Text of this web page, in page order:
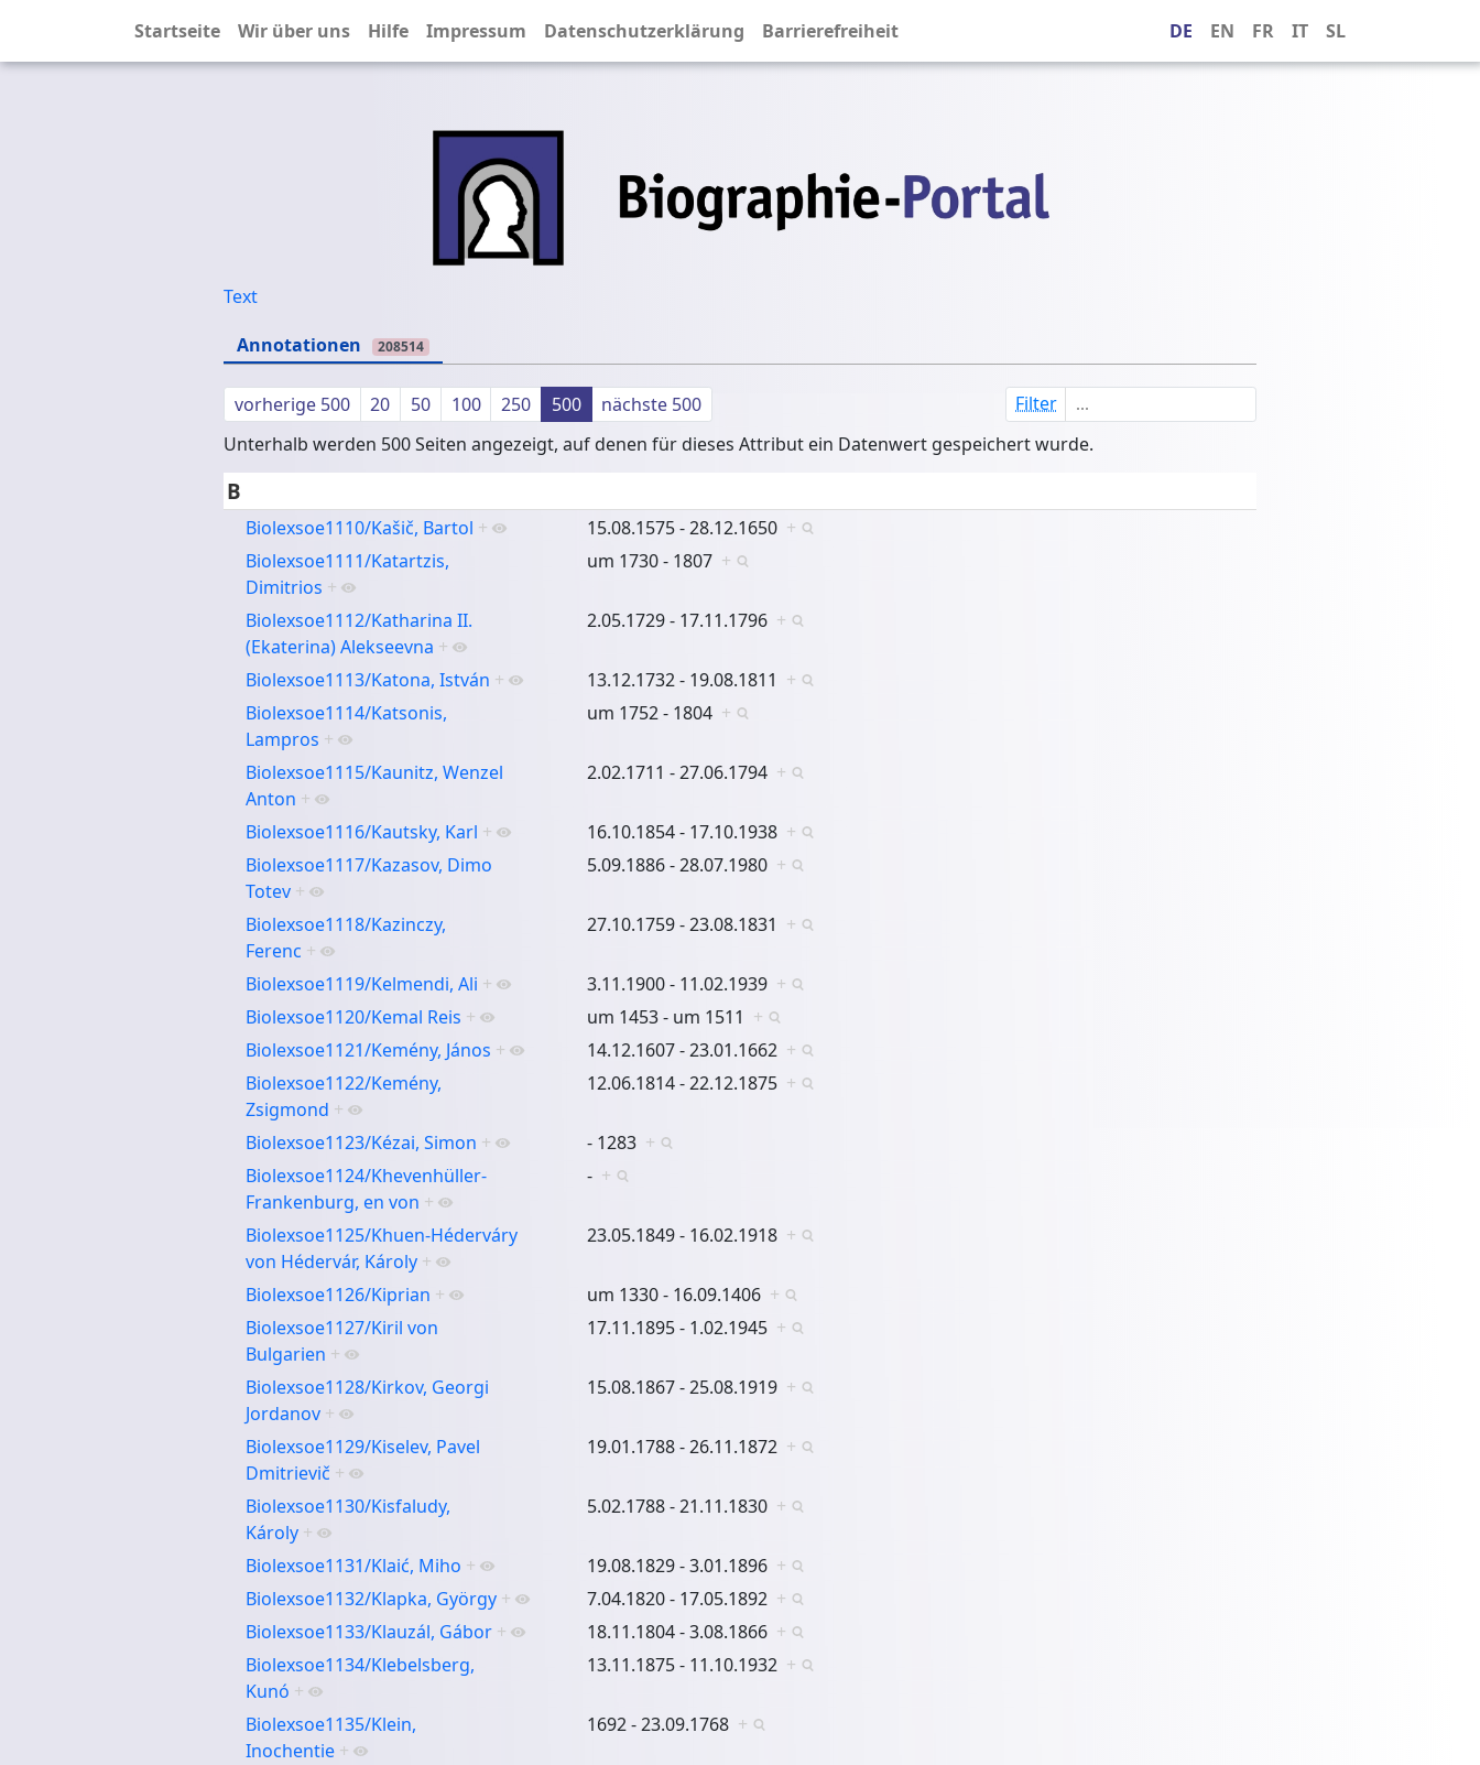
Startseite Wir über uns Hilfe Impressum Datenschutzerklärung Barrierefreiheit DE EN FR IT SL
Text
Annotationen
208514
vorherige 500 20 50 100 250 500 nächste 500
Filter
Unterhalb werden 500 Seiten angezeigt, auf denen für dieses Attribut ein Datenwert gespeichert wurde.
B
Biolexsoe1110/Kašič, Bartol + 15.08.1575 - 28.12.1650 +
Biolexsoe1111/Katartzis,
Dimitrios +
um 1730 - 1807 +
Biolexsoe1112/Katharina II.
(Ekaterina) Alekseevna +
2.05.1729 - 17.11.1796 +
Biolexsoe1113/Katona, István + 13.12.1732 - 19.08.1811 +
Biolexsoe1114/Katsonis,
Lampros +
um 1752 - 1804 +
Biolexsoe1115/Kaunitz, Wenzel
Anton +
2.02.1711 - 27.06.1794 +
Biolexsoe1116/Kautsky, Karl + 16.10.1854 - 17.10.1938 +
Biolexsoe1117/Kazasov, Dimo
Totev +
5.09.1886 - 28.07.1980 +
Biolexsoe1118/Kazinczy,
Ferenc +
27.10.1759 - 23.08.1831 +
Biolexsoe1119/Kelmendi, Ali + 3.11.1900 - 11.02.1939 +
Biolexsoe1120/Kemal Reis + um 1453 - um 1511 +
Biolexsoe1121/Kemény, János + 14.12.1607 - 23.01.1662 +
Biolexsoe1122/Kemény,
Zsigmond +
12.06.1814 - 22.12.1875 +
Biolexsoe1123/Kézai, Simon + - 1283 +
Biolexsoe1124/Khevenhüller-
Frankenburg, en von +
- +
Biolexsoe1125/Khuen-Héderváry
von Hédervár, Károly +
23.05.1849 - 16.02.1918 +
Biolexsoe1126/Kiprian + um 1330 - 16.09.1406 +
Biolexsoe1127/Kiril von
Bulgarien +
17.11.1895 - 1.02.1945 +
Biolexsoe1128/Kirkov, Georgi
Jordanov +
15.08.1867 - 25.08.1919 +
Biolexsoe1129/Kiselev, Pavel
Dmitrievič +
19.01.1788 - 26.11.1872 +
Biolexsoe1130/Kisfaludy,
Károly +
5.02.1788 - 21.11.1830 +
Biolexsoe1131/Klaić, Miho + 19.08.1829 - 3.01.1896 +
Biolexsoe1132/Klapka, György + 7.04.1820 - 17.05.1892 +
Biolexsoe1133/Klauzál, Gábor + 18.11.1804 - 3.08.1866 +
Biolexsoe1134/Klebelsberg,
Kunó +
13.11.1875 - 11.10.1932 +
Biolexsoe1135/Klein,
Inochentie +
1692 - 23.09.1768 +